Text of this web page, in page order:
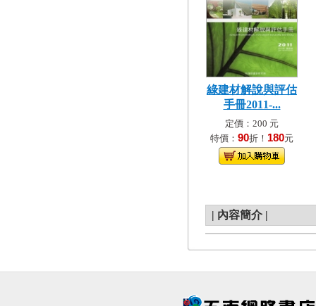
綠建材解說與評估
手冊2011-...
定價：200 元
特價： 90折！ 180元
| 內容簡介 |